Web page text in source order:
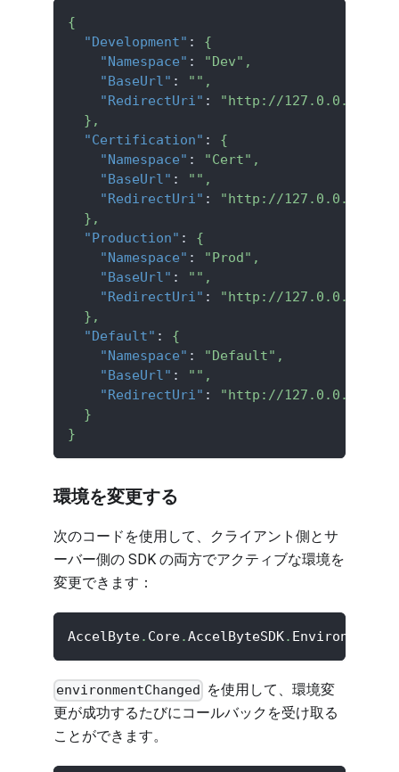
{
"Development" :
{
"Namespace" : "Dev" ,
"BaseUrl" : "" ,
"RedirectUri" :
"http://127.0.0.1"
} ,
"Certification" :
{
"Namespace" : "Cert" ,
"BaseUrl" : "" ,
"RedirectUri" :
"http://127.0.0.1"
} ,
"Production" :
{
"Namespace" : "Prod" ,
"BaseUrl" : "" ,
"RedirectUri" :
"http://127.0.0.1"
} ,
"Default" :
{
"Namespace" : "Default" ,
"BaseUrl" : "" ,
"RedirectUri" :
"http://127.0.0.1"
}
}
環境を変更する
次のコードを使用して、クライアント側とサ
ーバー側の SDK の両方でアクティブな環境を
変更できます：
AccelByte. Core.AccelByteSDK. Environment
environmentChanged
を使用して、環境変
更が成功するたびにコールバックを受け取る
ことができます。